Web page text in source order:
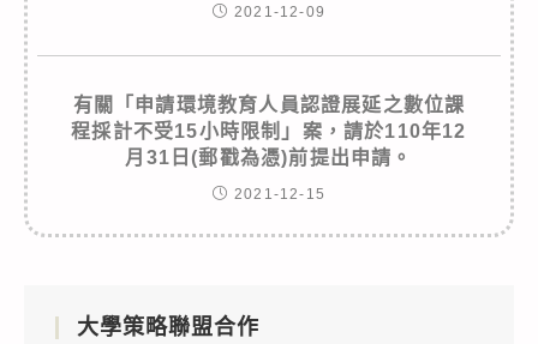
2021-12-09
有關「申請環境教育人員認證展延之數位課
程採計不受15小時限制」案，請於110年12
月31日(郵戳為憑)前提出申請。
2021-12-15
大學策略聯盟合作